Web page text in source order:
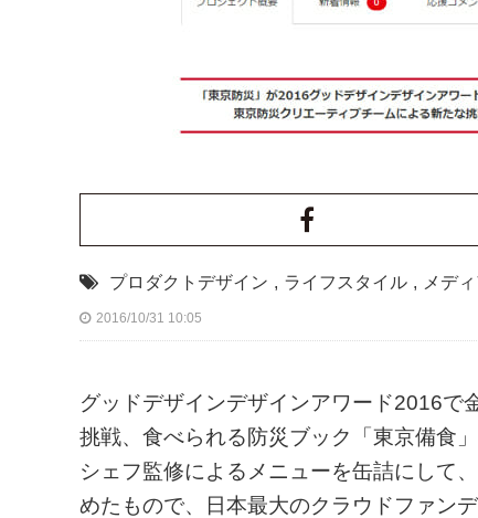
プロダクトデザイン , ライフスタイル , メデ
2016/10/31 10:05
グッドデザインデザインアワード2016で
挑戦、食べられる防災ブック「東京備食
シェフ監修によるメニューを缶詰にして
めたもので、日本最大のクラウドファン